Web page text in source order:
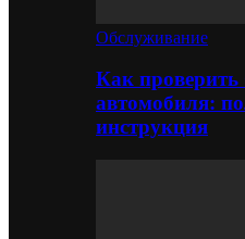
Обслуживание
Как
автомобиля:
инструкция